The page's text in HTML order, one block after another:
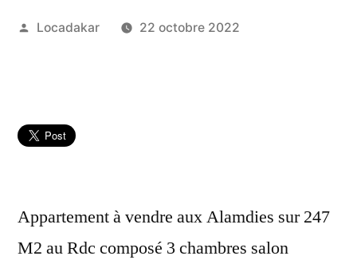
Publié
Locadakar 22 octobre 2022
Appartement à vendre aux Alamdies sur 247
M2 au Rdc composé 3 chambres salon